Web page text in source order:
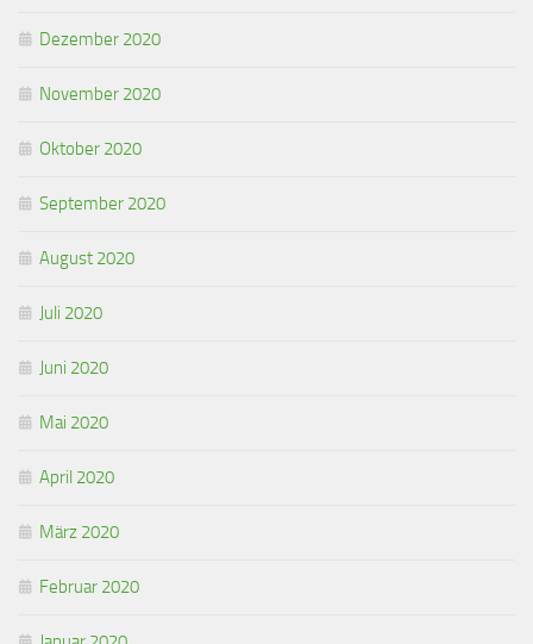
Dezember 2020
November 2020
Oktober 2020
September 2020
August 2020
Juli 2020
Juni 2020
Mai 2020
April 2020
März 2020
Februar 2020